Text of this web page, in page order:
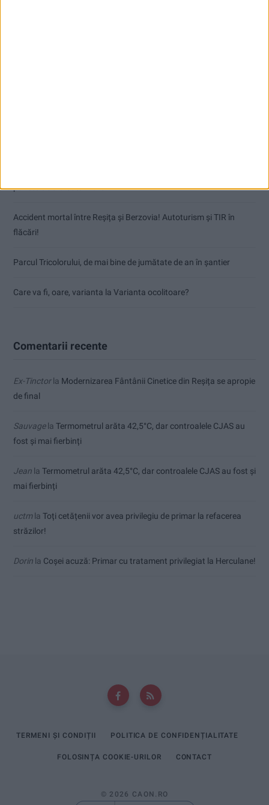
punctele de la Satu Mare
Accident mortal între Reșița și Berzovia! Autoturism și TIR în
flăcări!
Parcul Tricolorului, de mai bine de jumătate de an în șantier
Care va fi, oare, varianta la Varianta ocolitoare?
Comentarii recente
Ex-Tinctorla Modernizarea Fântânii Cinetice din Reșița se apropie
de final
Sauvagela Termometrul arăta 42,5°C, dar controalele CJAS au
fost și mai fierbinți
Jean la Termometrul arăta 42,5°C, dar controalele CJAS au fost și
mai fierbinți
uctmla Toți cetățenii vor avea privilegiu de primar la refacerea
străzilor!
Dorin la Coșei acuză: Primar cu tratament privilegiat la Herculane!
TERMENI ȘI CONDIȚII POLITICA DE CONFIDENȚIALITATE
FOLOSINȚA COOKIE-URILOR CONTACT
© 2026 CAON.RO